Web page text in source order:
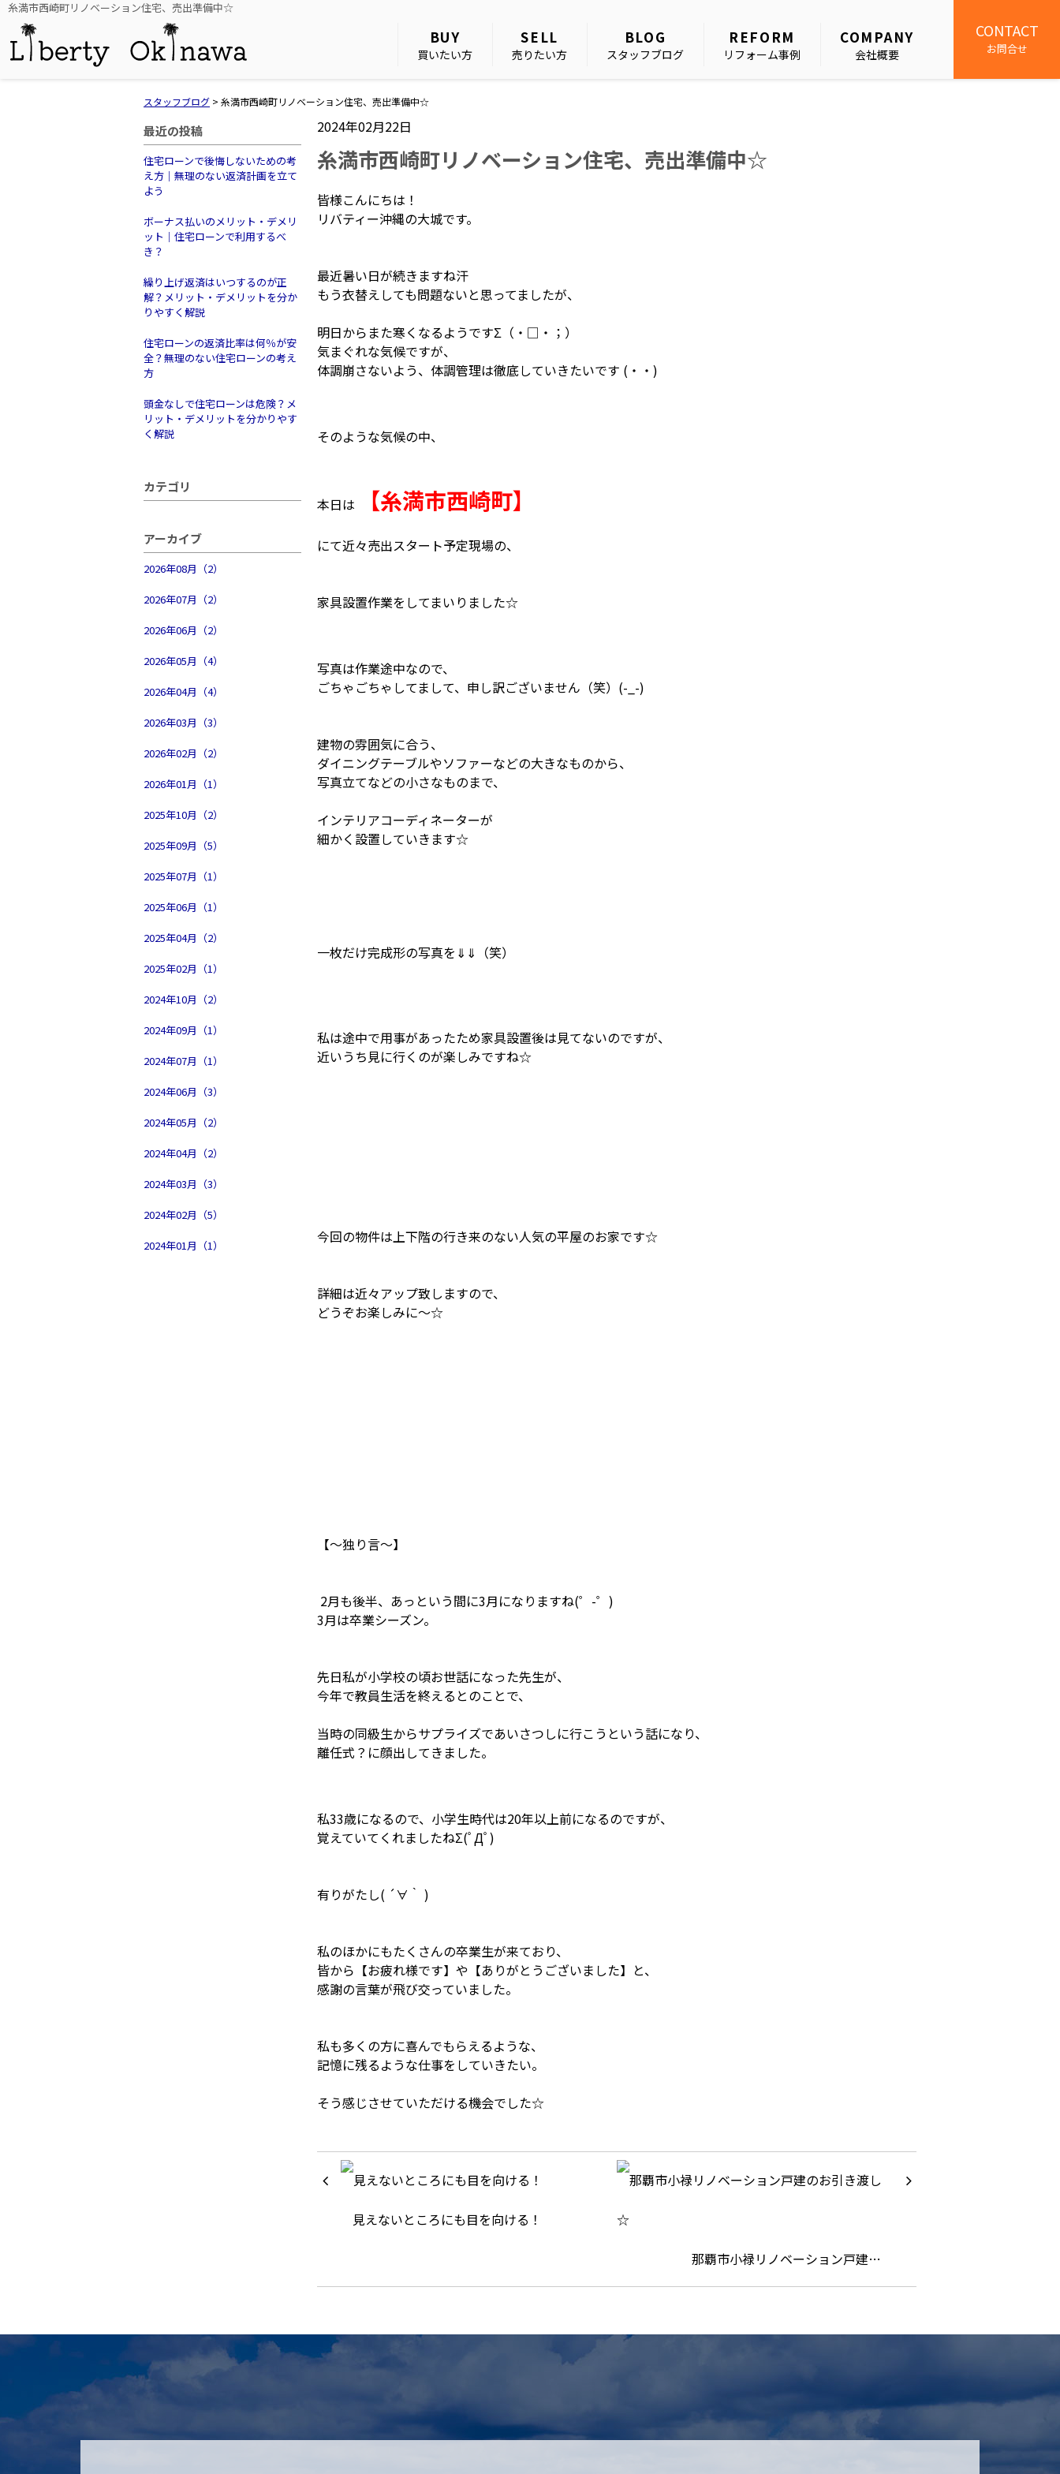
糸満市西崎町リノベーション住宅、売出準備中☆
BUY
買いたい方
SELL
売りたい方
BLOG
スタッフブログ
REFORM
リフォーム事例
COMPANY
会社概要
CONTACT
お問合せ
スタッフブログ > 糸満市西崎町リノベーション住宅、売出準備中☆
最近の投稿
住宅ローンで後悔しないための考
え方｜無理のない返済計画を立て
よう
ボーナス払いのメリット・デメリ
ット｜住宅ローンで利用するべ
き？
繰り上げ返済はいつするのが正
解？メリット・デメリットを分か
りやすく解説
住宅ローンの返済比率は何％が安
全？無理のない住宅ローンの考え
方
頭金なしで住宅ローンは危険？メ
リット・デメリットを分かりやす
く解説
カテゴリ
アーカイブ
2026年08月（2）
2026年07月（2）
2026年06月（2）
2026年05月（4）
2026年04月（4）
2026年03月（3）
2026年02月（2）
2026年01月（1）
2025年10月（2）
2025年09月（5）
2025年07月（1）
2025年06月（1）
2025年04月（2）
2025年02月（1）
2024年10月（2）
2024年09月（1）
2024年07月（1）
2024年06月（3）
2024年05月（2）
2024年04月（2）
2024年03月（3）
2024年02月（5）
2024年01月（1）
2024年02月22日
糸満市西崎町リノベーション住宅、売出準備中☆
皆様こんにちは！
リバティー沖縄の大城です。
最近暑い日が続きますね汗
もう衣替えしても問題ないと思ってましたが、
明日からまた寒くなるようですΣ（・□・；）
気まぐれな気候ですが、
体調崩さないよう、体調管理は徹底していきたいです (・・)
そのような気候の中、
本日は 【糸満市西崎町】
にて近々売出スタート予定現場の、
家具設置作業をしてまいりました☆
写真は作業途中なので、
ごちゃごちゃしてまして、申し訳ございません（笑）(-_-)
建物の雰囲気に合う、
ダイニングテーブルやソファーなどの大きなものから、
写真立てなどの小さなものまで、
インテリアコーディネーターが
細かく設置していきます☆
一枚だけ完成形の写真を⇓⇓（笑）
私は途中で用事があったため家具設置後は見てないのですが、
近いうち見に行くのが楽しみですね☆
今回の物件は上下階の行き来のない人気の平屋のお家です☆
詳細は近々アップ致しますので、
どうぞお楽しみに～☆
【～独り言～】
2月も後半、あっという間に3月になりますね(゜-゜)
3月は卒業シーズン。
先日私が小学校の頃お世話になった先生が、
今年で教員生活を終えるとのことで、
当時の同級生からサプライズであいさつしに行こうという話になり、
離任式？に顔出してきました。
私33歳になるので、小学生時代は20年以上前になるのですが、
覚えていてくれましたねΣ(ﾟДﾟ)
有りがたし( ´∀｀ )
私のほかにもたくさんの卒業生が来ており、
皆から【お疲れ様です】や【ありがとうございました】と、
感謝の言葉が飛び交っていました。
私も多くの方に喜んでもらえるような、
記憶に残るような仕事をしていきたい。
そう感じさせていただける機会でした☆
見えないところにも目を向ける！
那覇市小禄リノベーション戸建…